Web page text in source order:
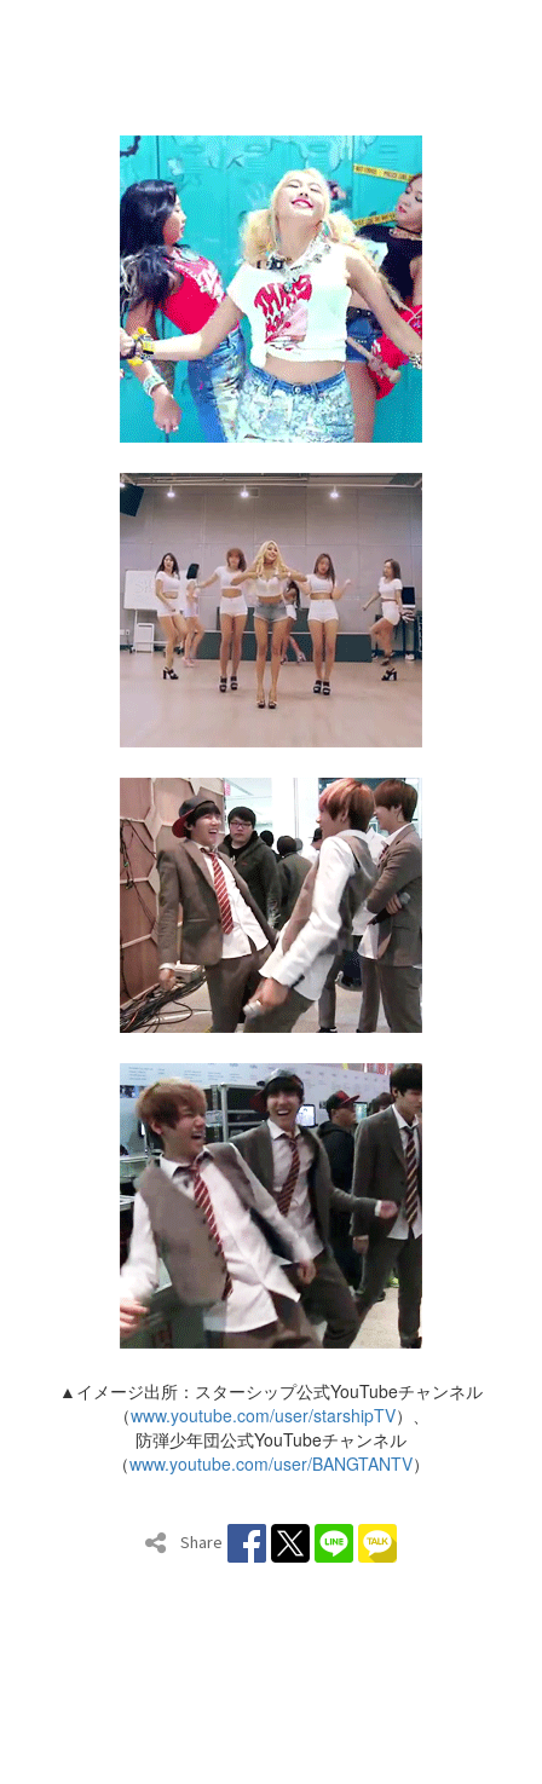
▲イメージ出所：スターシップ公式YouTubeチャンネル
（www.youtube.com/user/starshipTV）、
防弾少年団公式YouTubeチャンネル
（www.youtube.com/user/BANGTANTV）
Share